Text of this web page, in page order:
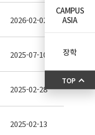
2026-02-02
2025-07-10
2025-02-28
2025-02-13
CAMPUS
ASIA
장학
TOP